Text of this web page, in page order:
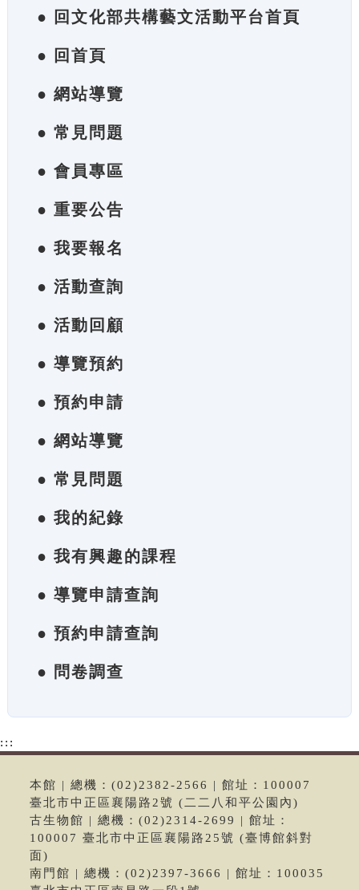
● 回文化部共構藝文活動平台首頁
● 回首頁
● 網站導覽
● 常見問題
● 會員專區
● 重要公告
● 我要報名
● 活動查詢
● 活動回顧
● 導覽預約
● 預約申請
● 網站導覽
● 常見問題
● 我的紀錄
● 我有興趣的課程
● 導覽申請查詢
● 預約申請查詢
● 問卷調查
:::
本館 | 總機：(02)2382-2566 | 館址：100007
臺北市中正區襄陽路2號 (二二八和平公園內)
古生物館 | 總機：(02)2314-2699 | 館址：
100007 臺北市中正區襄陽路25號 (臺博館斜對
面)
南門館 | 總機：(02)2397-3666 | 館址：100035